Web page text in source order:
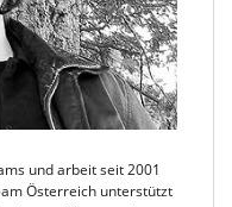
und arbeit seit 2001
Österreich unterstützt